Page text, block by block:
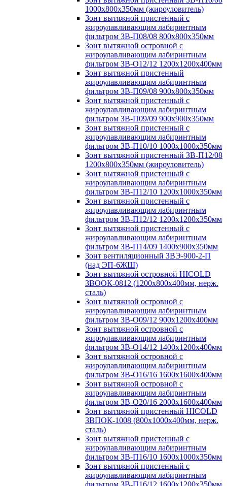
1000х800х350мм (жироуловитель)
Зонт вытяжной пристенный с
жироулавливающим лабиринтным
фильтром ЗВ-П08/08 800х800х350мм
Зонт вытяжной островной с
жироулавливающим лабиринтным
фильтром ЗВ-О12/12 1200х1200х400мм
Зонт вытяжной пристенный
жироулавливающим лабиринтным
фильтром ЗВ-П09/08 900х800х350мм
Зонт вытяжной пристенный с
жироулавливающим лабиринтным
фильтром ЗВ-П09/09 900х900х350мм
Зонт вытяжной пристенный с
жироулавливающим лабиринтным
фильтром ЗВ-П10/10 1000х1000х350мм
Зонт вытяжной пристенный ЗВ-П12/08
1200х800х350мм (жироуловитель)
Зонт вытяжной пристенный с
жироулавливающим лабиринтным
фильтром ЗВ-П12/10 1200х1000х350мм
Зонт вытяжной пристенный с
жироулавливающим лабиринтным
фильтром ЗВ-П12/12 1200х1200х350мм
Зонт вытяжной пристенный с
жироулавливающим лабиринтным
фильтром ЗВ-П14/09 1400х900х350мм
Зонт вентиляционный ЗВЭ-900-2-П
(над ЭП-6ЖШ)
Зонт вытяжной островной HICOLD
ЗВООК-0812 (1200х800x400мм, нерж.
сталь)
Зонт вытяжной островной с
жироулавливающим лабиринтным
фильтром ЗВ-О09/12 900х1200х400мм
Зонт вытяжной островной с
жироулавливающим лабиринтным
фильтром ЗВ-О14/12 1400х1200х400мм
Зонт вытяжной островной с
жироулавливающим лабиринтным
фильтром ЗВ-О16/16 1600х1600х400мм
Зонт вытяжной островной с
жироулавливающим лабиринтным
фильтром ЗВ-О20/16 2000х1600х400мм
Зонт вытяжной пристенный HICOLD
ЗВПОК-1008 (800х1000х400мм, нерж.
сталь)
Зонт вытяжной пристенный с
жироулавливающим лабиринтным
фильтром ЗВ-П16/10 1600х1000х350мм
Зонт вытяжной пристенный с
жироулавливающим лабиринтным
фильтром ЗВ-П16/12 1600х1200х350мм